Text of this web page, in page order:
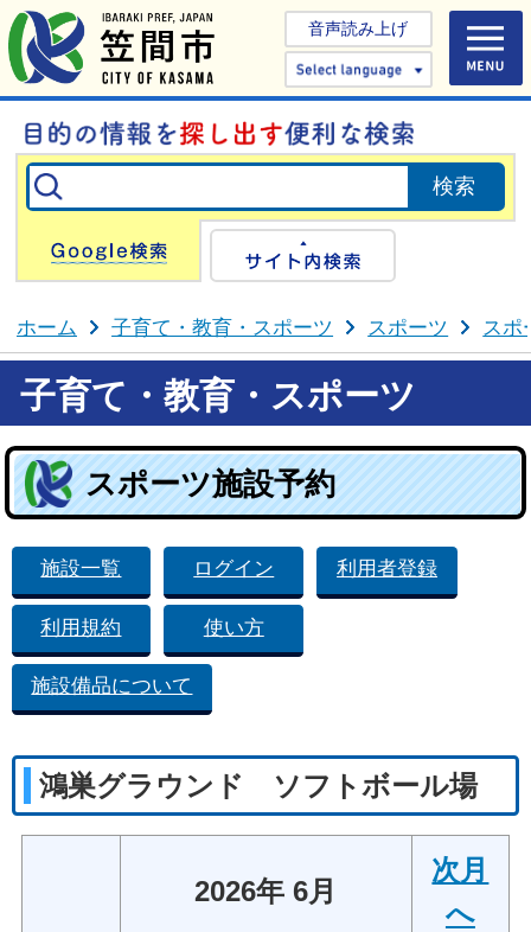
音声読み上げ
Select
Google検索
ホーム 子育て・教育・スポーツ スポーツ スポ
子育て・教育・スポーツ
スポーツ施設予約
施設一覧 ログイン 利用者登録
利用規約 使い方
施設備品について
鴻巣グラウンド ソフトボール場
2026年 6月
次月
へ